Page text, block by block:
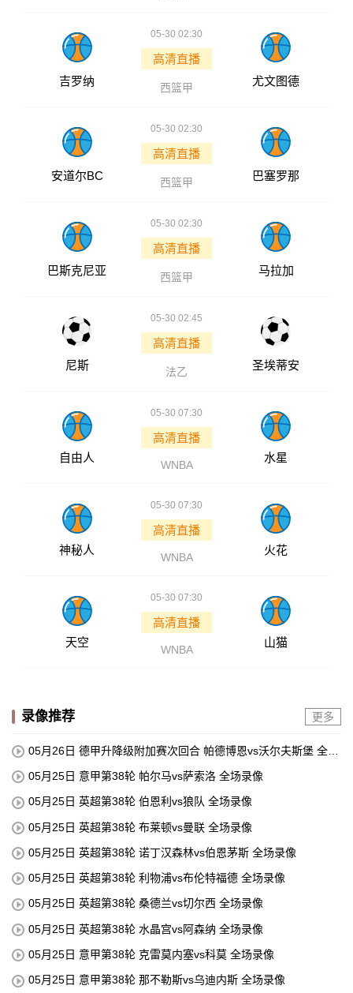
吉罗纳
05-30 02:30
高清直播
西篮甲
尤文图德
安道尔BC
05-30 02:30
高清直播
西篮甲
巴塞罗那
巴斯克尼亚
05-30 02:30
高清直播
西篮甲
马拉加
尼斯
05-30 02:45
高清直播
法乙
圣埃蒂安
自由人
05-30 07:30
高清直播
WNBA
水星
神秘人
05-30 07:30
高清直播
WNBA
火花
天空
05-30 07:30
高清直播
WNBA
山猫
录像推荐 更多
05月26日 德甲升降级附加赛次回合 帕德博恩vs沃尔夫斯堡 全场
05月25日 意甲第38轮 帕尔马vs萨索洛 全场录像
05月25日 英超第38轮 伯恩利vs狼队 全场录像
05月25日 英超第38轮 布莱顿vs曼联 全场录像
05月25日 英超第38轮 诺丁汉森林vs伯恩茅斯 全场录像
05月25日 英超第38轮 利物浦vs布伦特福德 全场录像
05月25日 英超第38轮 桑德兰vs切尔西 全场录像
05月25日 英超第38轮 水晶宫vs阿森纳 全场录像
05月25日 意甲第38轮 克雷莫内塞vs科莫 全场录像
05月25日 意甲第38轮 那不勒斯vs乌迪内斯 全场录像